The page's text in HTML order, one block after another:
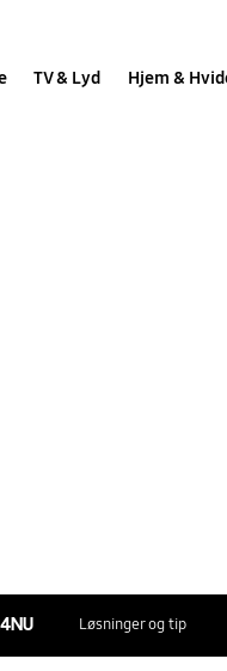
TV & Lyd Hjem &
Løsninger og tip